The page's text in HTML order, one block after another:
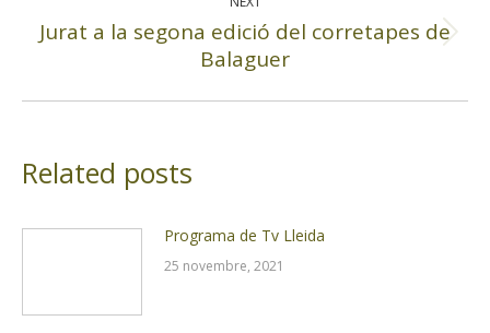
Next
post:
Jurat a la segona edició del corretapes de
Balaguer
Related posts
Programa de Tv Lleida
25 novembre, 2021